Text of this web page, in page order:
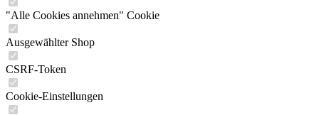
"Alle Cookies annehmen" Cookie
Ausgewählter Shop
CSRF-Token
Cookie-Einstellungen